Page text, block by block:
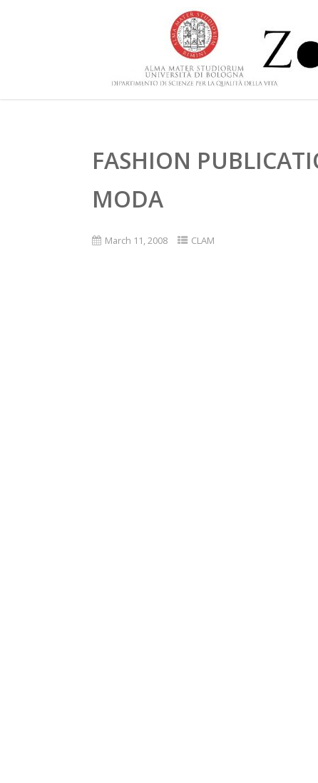
FASHION
MODA
March 11, 2008 CLAM